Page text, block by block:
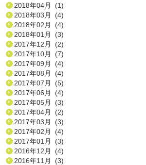
2018年04月 (1)
2018年03月 (4)
2018年02月 (4)
2018年01月 (3)
2017年12月 (2)
2017年10月 (7)
2017年09月 (4)
2017年08月 (4)
2017年07月 (5)
2017年06月 (4)
2017年05月 (3)
2017年04月 (2)
2017年03月 (3)
2017年02月 (4)
2017年01月 (3)
2016年12月 (4)
2016年11月 (3)